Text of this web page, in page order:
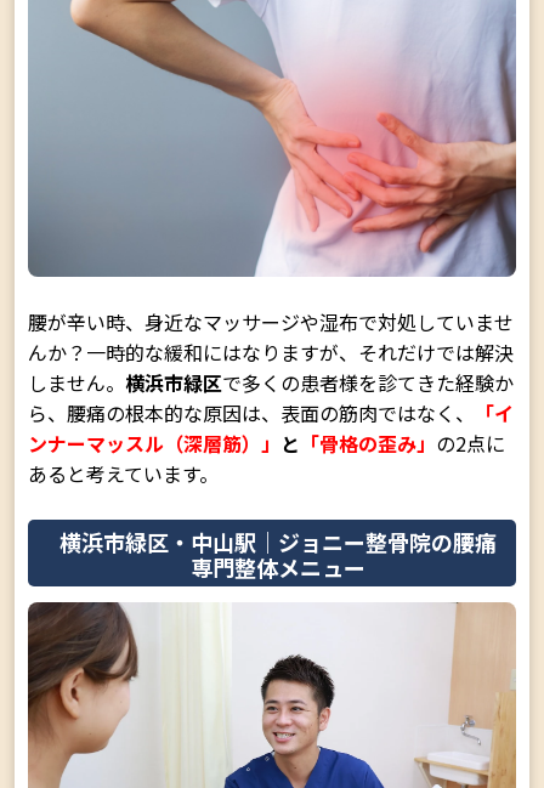
腰が辛い時、身近なマッサージや湿布で対処していませ
んか？一時的な緩和にはなりますが、それだけでは解決
しません。 横浜市緑区で多くの患者様を診てきた経験か
ら、腰痛の根本的な原因は、表面の筋肉ではなく、
「イ
ンナーマッスル（深層筋）」 と 「骨格の歪み」 の2点に
あると考えています。
横浜市緑区・中山駅｜ジョニー整骨院の腰痛
専門整体メニュー